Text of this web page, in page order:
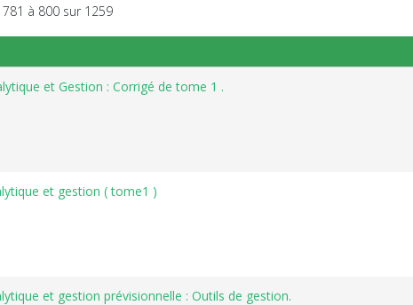
à 800 sur 1259
et Gestion : Corrigé de tome 1 .
et gestion ( tome1 )
et gestion prévisionnelle : Outils de gestion.